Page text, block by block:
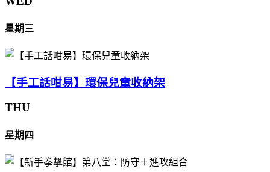
星期三
【手工話咁易】環保兒童收納架
THU
星期四